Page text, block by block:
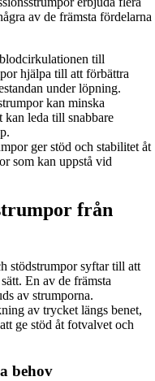
av de främsta fördelarna
till
hjälpa till att förbättra
under löpning.
kan minska
leda till snabbare
ger stöd och stabilitet åt
som kan uppstå vid
från
stödstrumpor syftar till att
En av de främsta
av strumporna.
av trycket längs benet,
ge stöd åt fotvalvet och
behov